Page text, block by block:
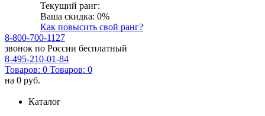
Текущий ранг:
Ваша скидка: 0%
Как повысить свой ранг?
8-800-700-1127
звонок по России бесплатный
8-495-210-01-84
Товаров: 0 Товаров: 0
на 0 руб.
Каталог